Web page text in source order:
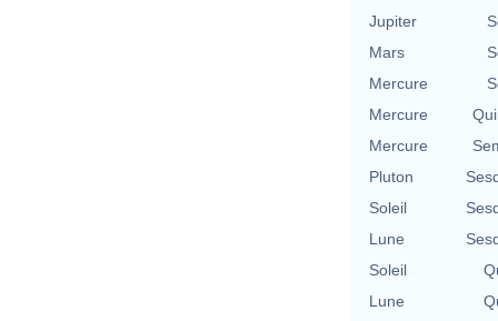
Jupiter
Mars
Mercure
Mercure
Mercure
Pluton
Soleil
Lune
Soleil
Lune